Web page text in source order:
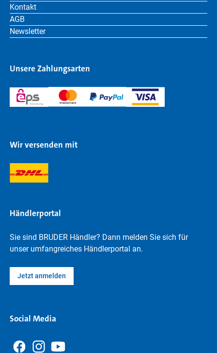
Kontakt
AGB
Newsletter
Unsere Zahlungsarten
Wir versenden mit
Händlerportal
Sie sind BRUDER Händler? Dann melden Sie sich für
unser umfangreiches Händlerportal an.
Jetzt anmelden
Social Media